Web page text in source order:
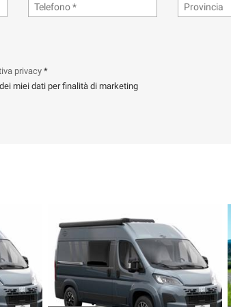
privacy *
miei dati per finalità di marketing